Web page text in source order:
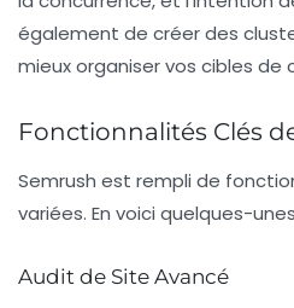
également de créer des
mieux organiser vos cibles de
Fonctionnalités Clés
Semrush est rempli de
variées. En voici quelques-
Audit de Site Avancé